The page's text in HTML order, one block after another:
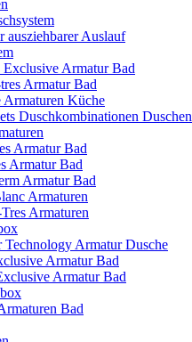
ausziehbarer Auslauf
Exclusive Armatur Bad
Armatur Bad
Armaturen Küche
Duschkombinationen Duschen
Armatur Bad
Armatur Bad
Armatur Bad
Armaturen
Armaturen
Technology Armatur Dusche
Armatur Bad
Armatur Bad
Bad